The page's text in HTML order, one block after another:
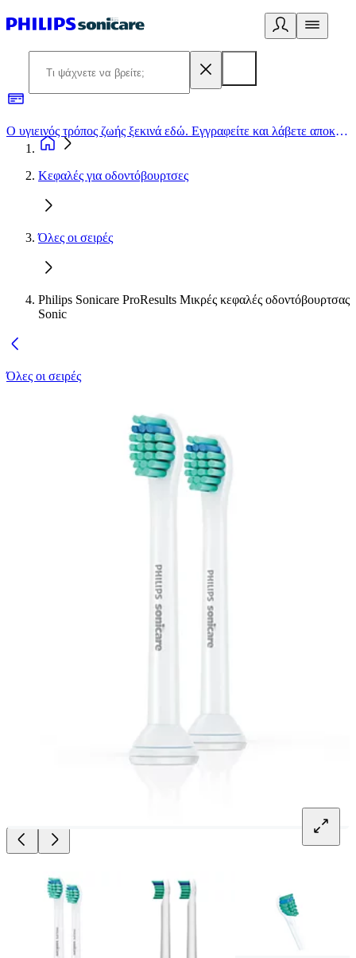
Ο υγιεινός τρόπος ζωής ξεκινά εδώ. Εγγραφείτε και λάβετε αποκλειστικές προσφορές
Κεφαλές για οδοντόβουρτσες
Όλες οι σειρές
Philips Sonicare ProResults Μικρές κεφαλές οδοντόβουρτσας
Sonic
Όλες οι σειρές